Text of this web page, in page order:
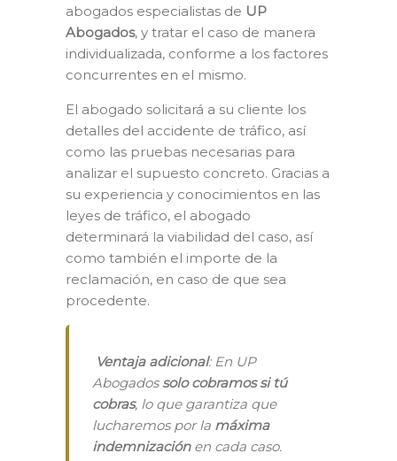
abogados especialistas de UP
Abogados, y tratar el caso de manera
individualizada, conforme a los factores
concurrentes en el mismo.
El abogado solicitará a su cliente los
detalles del accidente de tráfico, así
como las pruebas necesarias para
analizar el supuesto concreto. Gracias a
su experiencia y conocimientos en las
leyes de tráfico, el abogado
determinará la viabilidad del caso, así
como también el importe de la
reclamación, en caso de que sea
procedente.
Ventaja adicional: En UP
Abogadossolo cobramos si tú
cobras, lo que garantiza que
lucharemos por la máxima
indemnizaciónen cada caso.